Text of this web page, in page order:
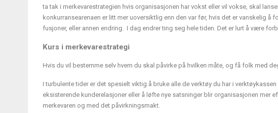
ta tak i merkevarestrategien hvis organisasjonen har vokst eller vil vokse, skal
konkurransearenaen er litt mer uoversiktlig enn den var før, hvis det er vanskelig
fusjoner, eller annen endring. I dag endrer ting seg hele tiden. Det er lurt å være
Kurs i merkevarestrategi
Hvis du vil bestemme selv hvem du skal påvirke på hvilken måte, og få folk med
I turbulente tider er det spesielt viktig å bruke alle de verktøy du har i
eksisterende kunderelasjoner eller å løfte nye satsninger blir organisasjonen mer
merkevaren og med det påvirkningsmakt.